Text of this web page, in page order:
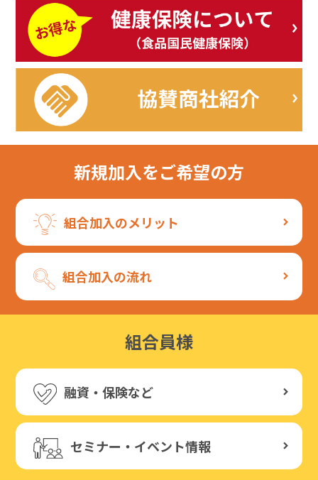
新規加入をご希望の方
組合加入のメリット
組合加入の流れ
組合員様
融資・保険など
セミナー・イベント情報